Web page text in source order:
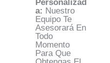
Personalizad
A: Nuestro
Equipo Te
Asesorará En
Todo
Momento
Para Que